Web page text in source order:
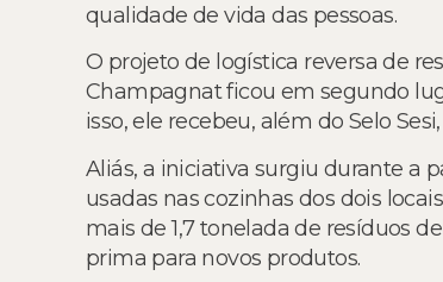
qualidade de vida das pessoas.
O projeto de logística reversa de
Champagnat ficou em segundo
isso, ele recebeu, além do Selo
Aliás, a iniciativa surgiu durante a
usadas nas cozinhas dos dois
mais de 1,7 tonelada de resíduos
prima para novos produtos.